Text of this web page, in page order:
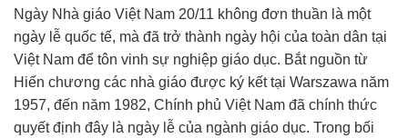
Ngày Nhà giáo Việt Nam 20/11 không đơn thuần là một
ngày lễ quốc tế, mà đã trở thành ngày hội của toàn dân tại
Việt Nam để tôn vinh sự nghiệp giáo dục. Bắt nguồn từ
Hiến chương các nhà giáo được ký kết tại Warszawa năm
1957, đến năm 1982, Chính phủ Việt Nam đã chính thức
quyết định đây là ngày lễ của ngành giáo dục. Trong bối